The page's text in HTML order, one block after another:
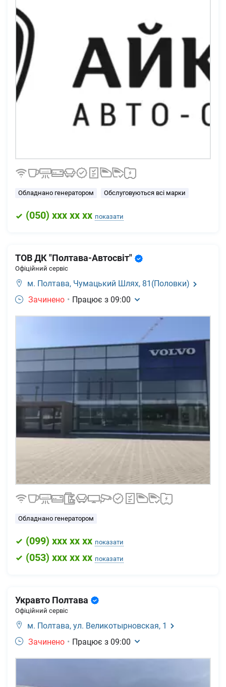
Обладнано генератором Обслуговуються всі марки
(050) xxx xx xx показати
ТОВ ДК "Полтава-Автосвіт"
Офіційний сервіс
м. Полтава, Чумацький Шлях, 81(Половки)
Зачинено • Працює з 09:00
Обладнано генератором
(099) xxx xx xx показати
(053) xxx xx xx показати
Укравто Полтава
Офіційний сервіс
м. Полтава, ул. Великотырновская, 1
Зачинено • Працює з 09:00